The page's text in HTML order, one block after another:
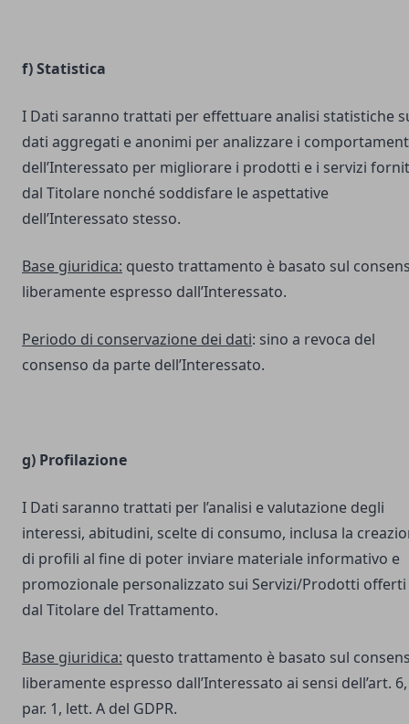
f) Statistica
I Dati saranno trattati per effettuare analisi statistiche
dati aggregati e anonimi per analizzare i
dell’Interessato per migliorare i prodotti e i servizi
dal Titolare nonché soddisfare le aspettative
dell’Interessato stesso.
Base giuridica: questo trattamento è basato sul
liberamente espresso dall’Interessato.
Periodo di conservazione dei dati: sino a revoca del
consenso da parte dell’Interessato.
g) Profilazione
I Dati saranno trattati per l’analisi e valutazione degli
interessi, abitudini, scelte di consumo, inclusa la
di profili al fine di poter inviare materiale informativo e
promozionale personalizzato sui Servizi/Prodotti offerti
dal Titolare del Trattamento.
Base giuridica: questo trattamento è basato sul
liberamente espresso dall’Interessato ai sensi dell’art. 6,
par. 1, lett. A del GDPR.